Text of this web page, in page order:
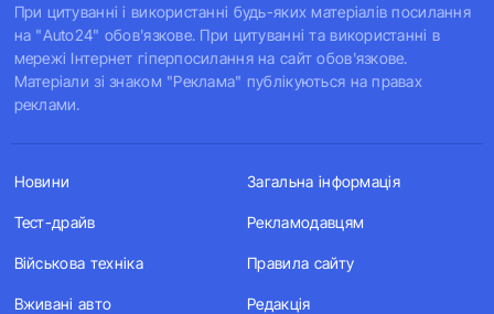
При цитуванні і використанні будь-яких матеріалів посилання
на "Auto24" обов'язкове. При цитуванні та використанні в
мережі Інтернет гіперпосилання на сайт обов'язкове.
Матеріали зі знаком "Реклама" публікуються на правах
реклами.
Новини
Тест-драйв
Військова техніка
Вживані авто
Загальна інформація
Рекламодавцям
Правила сайту
Редакція